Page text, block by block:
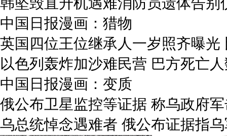
中国日报漫画：猎物
英国四位王位继承人一岁照齐曝光
以色列轰炸加沙难民营 巴方死亡
中国日报漫画：变质
俄公布卫星监控等证据 称乌政府
乌总统悼念遇难者 俄公布证据指